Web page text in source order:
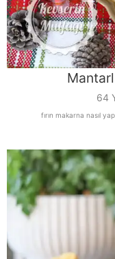
64
fırın makarna nasıl